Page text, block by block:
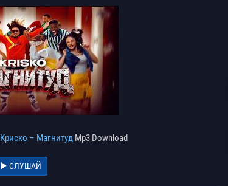
Криско – Магнитуд Mp3 Download
СЛУШАЙ